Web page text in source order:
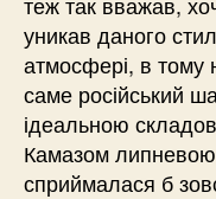
уникав даного
атмосфері, в тому
саме російський
ідеальною
Камазом
сприймалася б